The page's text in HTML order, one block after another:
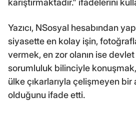
karıştırmaktadır." ifadelerini
Yazıcı, NSosyal hesabından
siyasette en kolay işin,
vermek, en zor olanın ise
sorumluluk bilinciyle
ülke çıkarlarıyla çelişmeyen
olduğunu ifade etti.